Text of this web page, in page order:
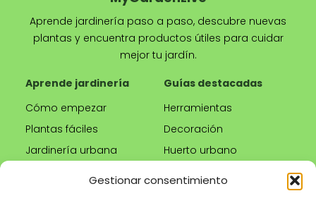
Gestionar consentimiento
Aprende jardinería paso a paso, descubre nuevas
plantas y encuentra productos útiles para cuidar
mejor tu jardín.
Aprende jardinería
Cómo empezar
Plantas fáciles
Jardinería urbana
Guías destacadas
Herramientas
Decoración
Huerto urbano